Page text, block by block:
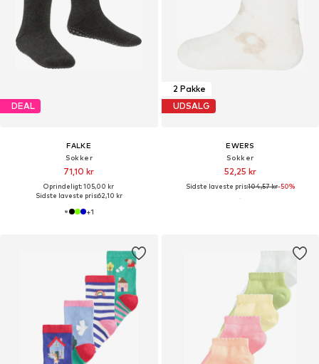
DEAL
FALKE
Sokker
71,10 kr
Oprindeligt: 105,00 kr
Sidste laveste pris:62,10 kr
+1
2 Pakke
UDSALG
EWERS
Sokker
52,25 kr
Sidste laveste pris:104,57 kr-50%